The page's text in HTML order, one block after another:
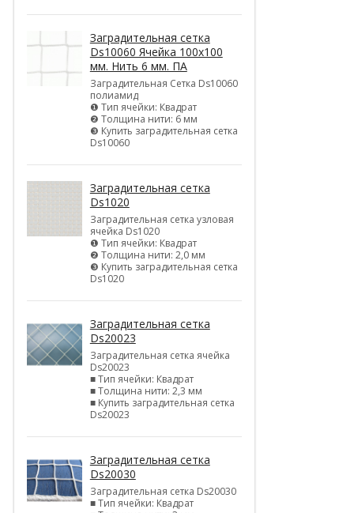
Заградительная сетка
Ds10060 Ячейка 100х100
мм. Нить 6 мм. ПА
Заградительная Сетка Ds10060
полиамид
❶ Тип ячейки: Квадрат
❷ Толщина нити: 6 мм
❸ Купить заградительная сетка
Ds10060
Заградительная сетка
Ds1020
Заградительная сетка узловая
ячейка Ds1020
❶ Тип ячейки: Квадрат
❷ Толщина нити: 2,0 мм
❸ Купить заградительная сетка
Ds1020
Заградительная сетка
Ds20023
Заградительная сетка ячейка
Ds20023
■ Тип ячейки: Квадрат
■ Толщина нити: 2,3 мм
■ Купить заградительная сетка
Ds20023
Заградительная сетка
Ds20030
Заградительная сетка Ds20030
■ Тип ячейки: Квадрат